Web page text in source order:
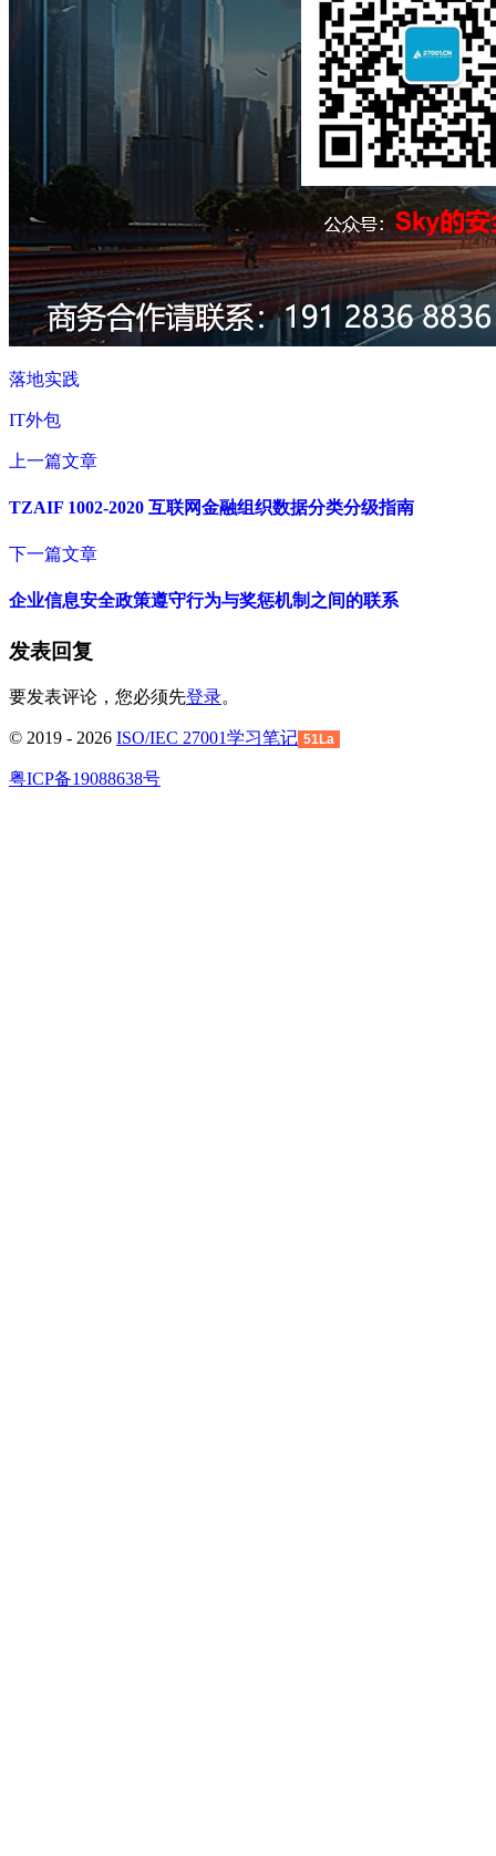
落地实践
IT外包
上一篇文章
TZAIF 1002-2020 互联网金融组织数据分类分级指南
下一篇文章
企业信息安全政策遵守行为与奖惩机制之间的联系
发表回复
要发表评论，您必须先登录。
© 2019 - 2026 ISO/IEC 27001学习笔记 51La
粤ICP备19088638号